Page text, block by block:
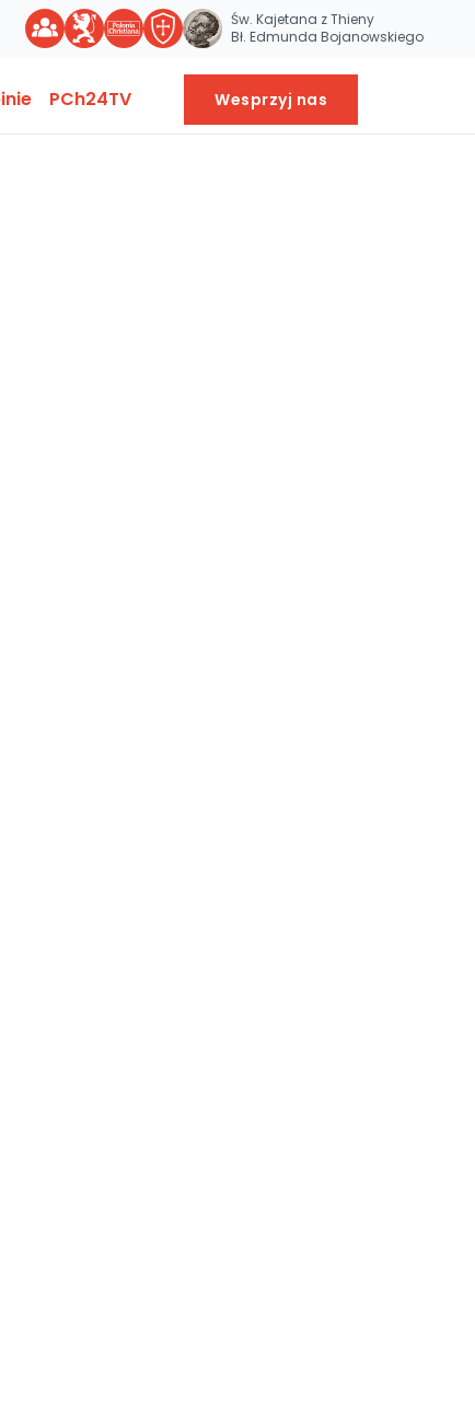
Św. Kajetana z Thieny
Bł. Edmunda Bojanowskiego
PCh24TV Wesprzyj nas